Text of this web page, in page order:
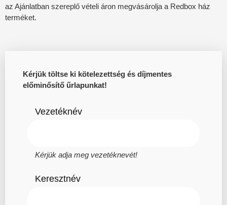
az Ajánlatban szereplő vételi áron megvásárolja a Redbox ház
terméket.
Kérjük töltse ki kötelezettség és díjmentes
előminősítő űrlapunkat!
Vezetéknév
Kérjük adja meg vezetéknevét!
Keresztnév